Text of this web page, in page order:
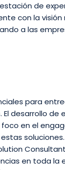
de
con la
a las
para
desarrollo
en el
en toda